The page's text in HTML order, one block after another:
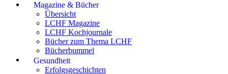
Magazine & Bücher
Übersicht
LCHF Magazine
LCHF Kochjournale
Bücher zum Thema LCHF
Bücherbummel
Gesundheit
Erfolgsgeschichten